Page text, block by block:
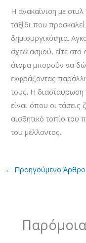
Η ανακαίνιση με στυλ
ταξίδι που
δημιουργικότητα.
σχεδιασμού, είτε στο
άτομα μπορούν να
εκφράζοντας
τους. Η διασταύρωση
είναι όπου οι
αισθητικό τοπίο του
του μέλλοντος.
← Προηγούμενο Άρθρο